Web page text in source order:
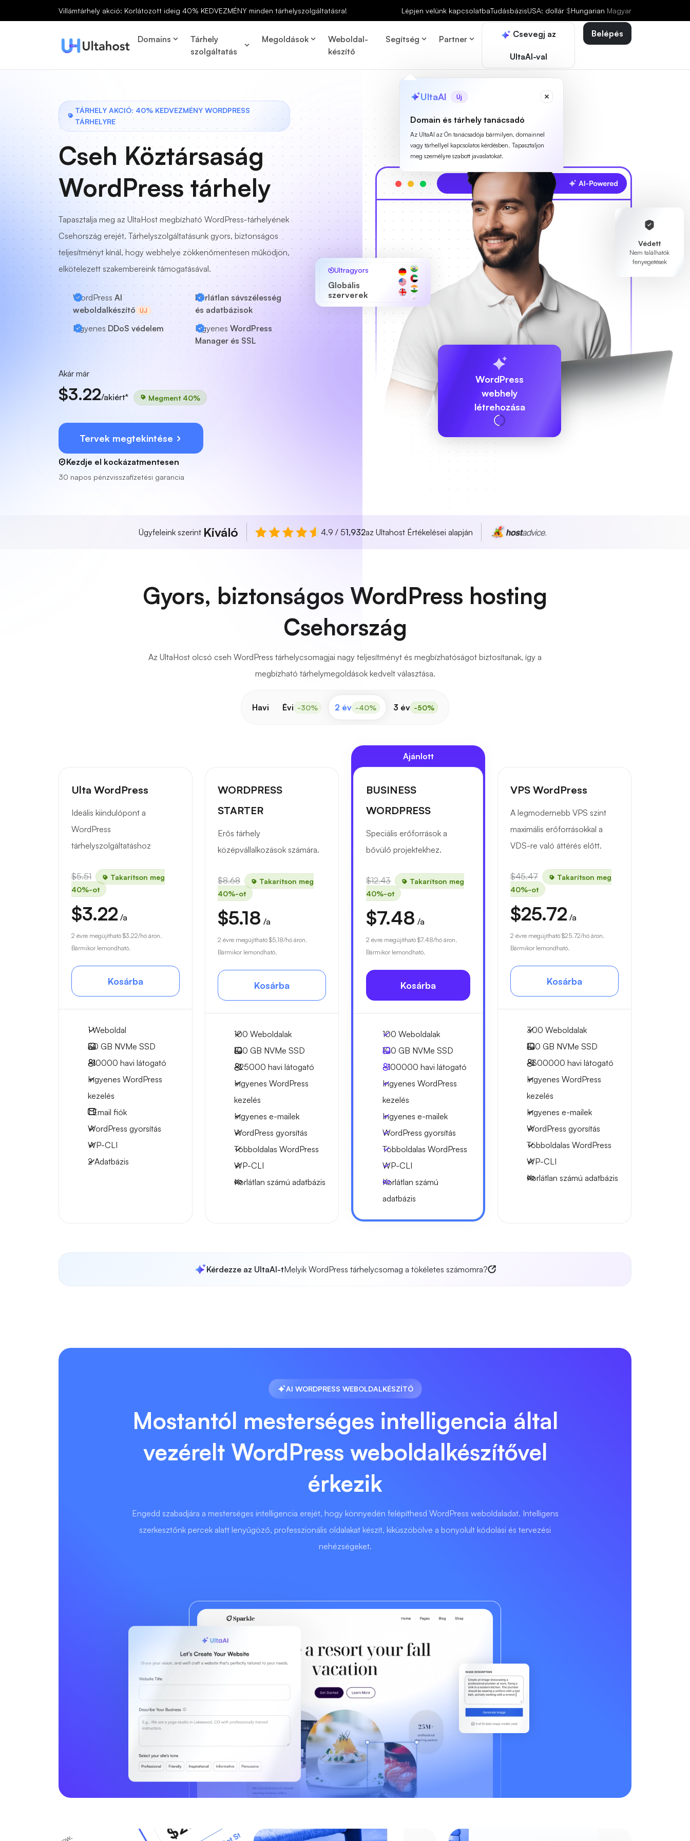
Villámtárhely akció: Korlátozott ideig 40% KEDVEZMÉNY minden tárhelyszolgáltatásra! Lépjen velünk kapcsolatbaTudásbázisUSA: dollár $Hungarian Magyar
Domains
Tárhely
szolgáltatás
Megoldások
Weboldal-
készítő
Segítség Partner Csevegj az
UltaAI-val
UltaAI Új
Domain és tárhely tanácsadó
Az UltaAI az Ön tanácsadója bármilyen, domainnel
vagy tárhellyel kapcsolatos kérdésben. Tapasztaljon
meg személyre szabott javaslatokat.
Belépés
TÁRHELY AKCIÓ: 40% KEDVEZMÉNY WORDPRESS
TÁRHELYRE
Cseh Köztársaság
WordPress tárhely
Tapasztalja meg az UltaHost megbízható WordPress-tárhelyének
Csehország erejét. Tárhelyszolgáltatásunk gyors, biztonságos
teljesítményt kínál, hogy webhelye zökkenőmentesen működjön,
elkötelezett szakembereink támogatásával.
WordPress AI
weboldalkészítő ÚJ
Korlátlan sávszélesség
és adatbázisok
Ingyenes DDoS védelem Ingyenes WordPress
Manager és SSL
Akár már
$3.22/akiért* Megment 40%
Tervek megtekintése
Kezdje el kockázatmentesen
30 napos pénzvisszafizetési garancia
Védett
Nem találhatók
fenyegetések
Ultragyors
Globális
szerverek
WordPress
webhely
létrehozása
Ügyfeleink szerint Kiváló 4.9 / 51,932az Ultahost Értékelései alapján
Gyors, biztonságos WordPress hosting
Csehország
Az UltaHost olcsó cseh WordPress tárhelycsomagjai nagy teljesítményt és megbízhatóságot biztosítanak, így a
megbízható tárhelymegoldások kedvelt választása.
Havi Évi -30% 2 év -40% 3 év -50%
Ulta WordPress
Ideális kiindulópont a
WordPress
tárhelyszolgáltatáshoz
$5.51
Takarítson meg
40%-ot
$3.22 /a
2 évre megújítható $3.22/hó áron.
Bármikor lemondható.
Kosárba
1 Weboldal
30 GB NVMe SSD
~10000 havi látogató
Ingyenes WordPress
kezelés
1Email fiók
WordPress gyorsítás
WP-CLI
2 Adatbázis
WORDPRESS
STARTER
Erős tárhely
középvállalkozások számára.
$8.68
Takarítson meg
40%-ot
$5.18 /a
2 évre megújítható $5.18/hó áron.
Bármikor lemondható.
Kosárba
100 Weboldalak
100 GB NVMe SSD
~25000 havi látogató
Ingyenes WordPress
kezelés
Ingyenes e-mailek
WordPress gyorsítás
Többoldalas WordPress
WP-CLI
Korlátlan számú adatbázis
Ajánlott
BUSINESS
WORDPRESS
Speciális erőforrások a
bővülő projektekhez.
$12.43
Takarítson meg
40%-ot
$7.48 /a
2 évre megújítható $7.48/hó áron.
Bármikor lemondható.
Kosárba
100 Weboldalak
100 GB NVMe SSD
~100000 havi látogató
Ingyenes WordPress
kezelés
Ingyenes e-mailek
WordPress gyorsítás
Többoldalas WordPress
WP-CLI
Korlátlan számú
adatbázis
VPS WordPress
A legmodernebb VPS szint
maximális erőforrásokkal a
VDS-re való áttérés előtt.
$45.47
Takarítson meg
40%-ot
$25.72 /a
2 évre megújítható $25.72/hó áron.
Bármikor lemondható.
Kosárba
300 Weboldalak
100 GB NVMe SSD
~300000 havi látogató
Ingyenes WordPress
kezelés
Ingyenes e-mailek
WordPress gyorsítás
Többoldalas WordPress
WP-CLI
Korlátlan számú adatbázis
Kérdezze az UltaAI-tMelyik WordPress tárhelycsomag a tökéletes számomra?
AI WORDPRESS WEBOLDALKÉSZÍTŐ
Mostantól mesterséges intelligencia által
vezérelt WordPress weboldalkészítővel
érkezik
Engedd szabadjára a mesterséges intelligencia erejét, hogy könnyedén felépíthesd WordPress weboldaladat. Intelligens
szerkesztőnk percek alatt lenyűgöző, professzionális oldalakat készít, kiküszöbölve a bonyolult kódolási és tervezési
nehézségeket.